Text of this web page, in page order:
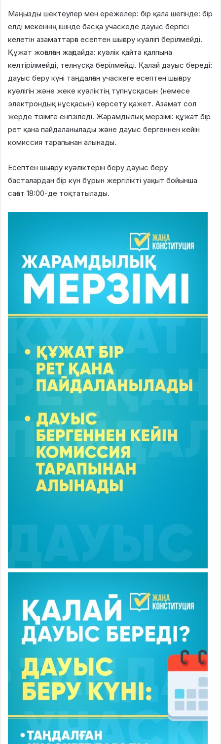
Маңызды шектеулер мен ережелер: бір қала шегінде: бір
елді мекеннің ішінде басқа учаскеде дауыс бергісі
келетін азаматтарға есептен шығару куәлігі берілмейді.
Құжат жоғалған жағдайда: куәлік қайта қалпына
келтірілмейді, телнұсқа берілмейді. Қалай дауыс береді:
дауыс беру күні таңдалған учаскеге есептен шығару
куәлігін және жеке куәліктің түпнұсқасын (немесе
электрондық нұсқасын) көрсету қажет. Азамат сол
жерде тізімге енгізіледі. Жарамдылық мерзімі: құжат бір
рет қана пайдаланылады және дауыс бергеннен кейін
комиссия тарапынан алынады.
Есептен шығару куәліктерін беру дауыс беру
басталардан бір күн бұрын жергілікті уақыт бойынша
сағат 18:00-де тоқтатылады.